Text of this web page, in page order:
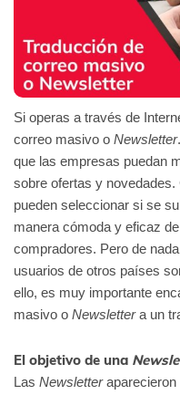
Si operas a través de
correo masivo o Newsletter
que las empresas puedan
sobre ofertas y
pueden seleccionar si se
manera cómoda y eficaz
compradores. Pero de
usuarios de otros países
ello, es muy importante
masivo o Newslettera un
El objetivo de una
Las Newsletter